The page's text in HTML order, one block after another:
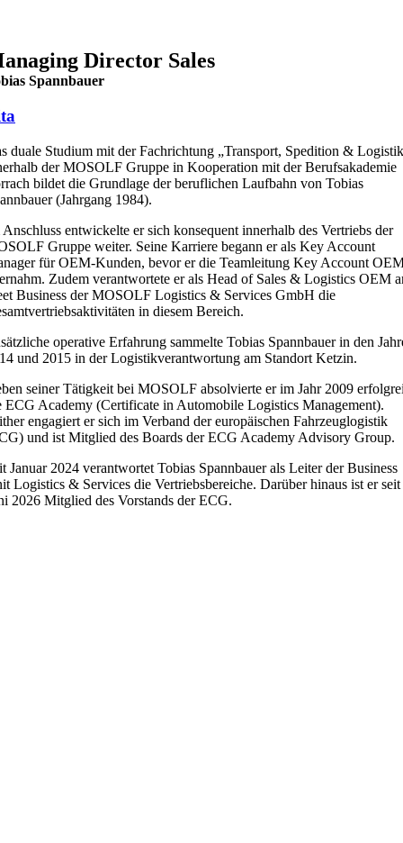
Director Sales
Spannbauer
duale Studium mit der Fachrichtung „Transport, Spedition &
der MOSOLF Gruppe in Kooperation mit der Berufsakademie
bildet die Grundlage der beruflichen Laufbahn von Tobias
(Jahrgang 1984).
entwickelte er sich konsequent innerhalb des Vertriebs der
Gruppe weiter. Seine Karriere begann er als Key Account
für OEM-Kunden, bevor er die Teamleitung Key Account
Zudem verantwortete er als Head of Sales & Logistics OEM
Business der MOSOLF Logistics & Services GmbH die
in diesem Bereich.
operative Erfahrung sammelte Tobias Spannbauer in den
und 2015 in der Logistikverantwortung am Standort Ketzin.
seiner Tätigkeit bei MOSOLF absolvierte er im Jahr 2009
ECG Academy (Certificate in Automobile Logistics Management).
engagiert er sich im Verband der europäischen Fahrzeuglogistik
und ist Mitglied des Boards der ECG Academy Advisory Group.
Januar 2024 verantwortet Tobias Spannbauer als Leiter der Business
Logistics & Services die Vertriebsbereiche. Darüber hinaus ist er seit
2026 Mitglied des Vorstands der ECG.